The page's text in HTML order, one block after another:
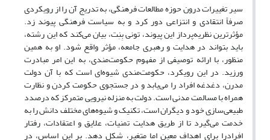
سیر تغییرات درون حوزه مطالعات فرهنگی، به تدریج آن را از رویکردی
صرفاً انتقادی و انتزاعی دور کرد و به سیاست فرهنگی پیوند زد.
مؤثرترین نظریه‌پرداز این پیوند، تونی بِنِت، بیان می‌کند که این رشته،
باید بتواند در هدایت و رهبری جامعه، مؤثر واقع شود. او به همین
منظور، با ارائه توصیفی از مفهوم حکومت‌مندی، به این امر مبادرت
ورزید. در این رویکرد، حکومت‌مندی شیوه‌ای است که با آن دولت
مدرن، دغدغه افراد را می‌یابد و در جستجوی حکومت کردن و نظارت
همراه با مسالمت مدنی است. دولت به‌ منزله نیرویی متمرکز که درصدد
طبیعی‌سازی خود و دیگران است، تکنیک و شیوه‌های مختلف دانش را به
خدمت می‌گیرد تا از طریق هدایت تمنیات، علایق و اعتقادات، رفتار
افرادرا برای اهداف معین اما متغیر، شکل دهد. بر این اساس، در